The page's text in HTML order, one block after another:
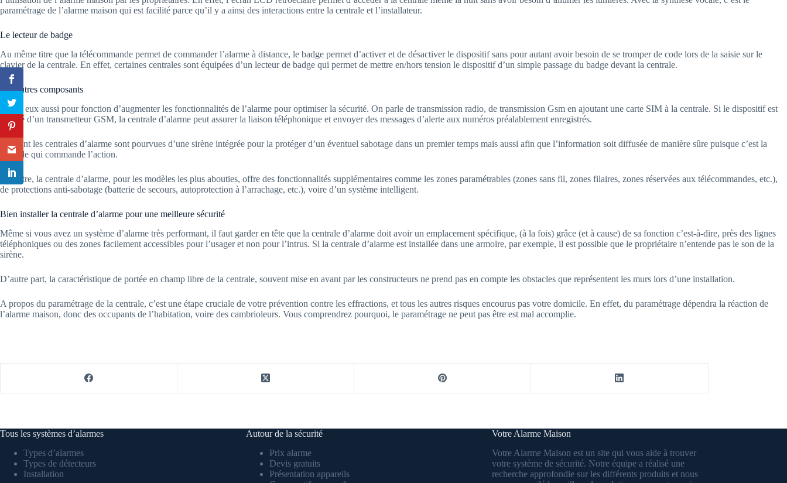
paramétrage de l’alarme maison qui est facilité parce qu’il y a ainsi des interactions entre la centrale et l’installateur.
Le lecteur de badge
Au même titre que la télécommande permet de commander l’alarme à distance, le badge permet d’activer et de désactiver le dispositif sans pour autant avoir besoin de se tromper de code lors de la saisie sur le
clavier de la centrale. En effet, certaines centrales sont équipées d’un lecteur de badge qui permet de mettre en/hors tension le dispositif d’un simple passage du badge devant la centrale.
Les autres composants
Ils ont eux aussi pour fonction d’augmenter les fonctionnalités de l’alarme pour optimiser la sécurité. On parle de transmission radio, de transmission Gsm en ajoutant une carte SIM à la centrale. Si le dispositif est
équipé d’un transmetteur GSM, la centrale d’alarme peut assurer la liaison téléphonique et envoyer des messages d’alerte aux numéros préalablement enregistrés.
Souvent les centrales d’alarme sont pourvues d’une sirène intégrée pour la protéger d’un éventuel sabotage dans un premier temps mais aussi afin que l’information soit diffusée de manière sûre puisque c’est la
centrale qui commande l’action.
En outre, la centrale d’alarme, pour les modèles les plus abouties, offre des fonctionnalités supplémentaires comme les zones paramétrables (zones sans fil, zones filaires, zones réservées aux télécommandes, etc.),
de protections anti-sabotage (batterie de secours, autoprotection à l’arrachage, etc.), voire d’un système intelligent.
Bien installer la centrale d’alarme pour une meilleure sécurité
Même si vous avez un système d’alarme très performant, il faut garder en tête que la centrale d’alarme doit avoir un emplacement spécifique, (à la fois) grâce (et à cause) de sa fonction c’est-à-dire, près des lignes
téléphoniques ou des zones facilement accessibles pour l’usager et non pour l’intrus. Si la centrale d’alarme est installée dans une armoire, par exemple, il est possible que le propriétaire n’entende pas le son de la
sirène.
D’autre part, la caractéristique de portée en champ libre de la centrale, souvent mise en avant par les constructeurs ne prend pas en compte les obstacles que représentent les murs lors d’une installation.
A propos du paramétrage de la centrale, c’est une étape cruciale de votre prévention contre les effractions, et tous les autres risques encourus pas votre domicile. En effet, du paramétrage dépendra la réaction de
l’alarme maison, donc des occupants de l’habitation, voire des cambrioleurs. Vous comprendrez pourquoi, le paramétrage ne peut pas être est mal accomplie.
Tous les systèmes d’alarmes
Types d’alarmes
Types de détecteurs
Installation
Autour de la sécurité
Prix alarme
Devis gratuits
Présentation appareils
Votre Alarme Maison
Votre Alarme Maison est un site qui vous aide à trouver
votre système de sécurité. Notre équipe a réalisé une
recherche approfondie sur les différents produits et nous